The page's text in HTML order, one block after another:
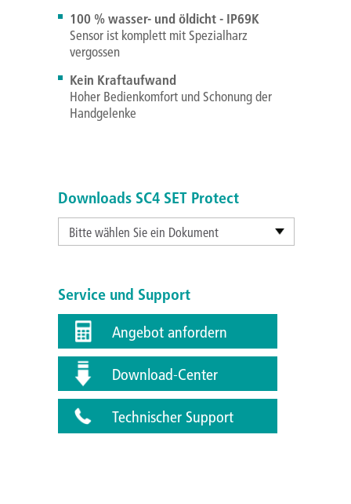
100 % wasser- und öldicht - IP69K
Sensor ist komplett mit Spezialharz
vergossen
Kein Kraftaufwand
Hoher Bedienkomfort und Schonung der
Handgelenke
Downloads SC4 SET Protect
Bitte wählen Sie ein Dokument
Service und Support
Angebot anfordern
Download-Center
Technischer Support